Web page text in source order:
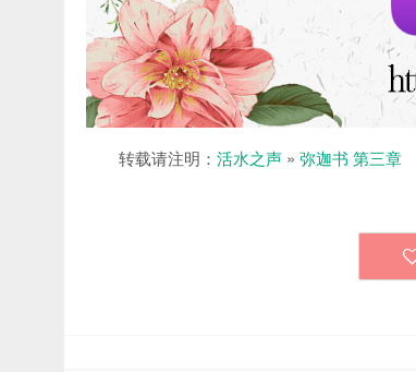
转载请注明： 活水之声 » 弥迦书 第三章